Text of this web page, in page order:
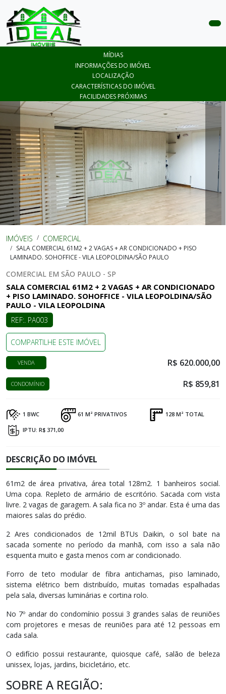
COMPRAR
LANÇAMENTOS
ANUNCIE
SEU
IMÓVEL
CONTATO
ÁREA
DO
CLIENTE
MÍDIAS
INFORMAÇÕES DO IMÓVEL
LOCALIZAÇÃO
CARACTERÍSTICAS DO IMÓVEL
FACILIDADES PRÓXIMAS
IMÓVEIS COMERCIAL
SALA COMERCIAL 61M2 + 2 VAGAS + AR CONDICIONADO + PISO
LAMINADO. SOHOFFICE - VILA LEOPOLDINA/SÃO PAULO
COMERCIAL EM SÃO PAULO - SP
SALA COMERCIAL 61M2 + 2 VAGAS + AR CONDICIONADO
+ PISO LAMINADO. SOHOFFICE - VILA LEOPOLDINA/SÃO
PAULO - VILA LEOPOLDINA
REF:. PA003
COMPARTILHE ESTE IMÓVEL
VENDA R$ 620.000,00
CONDOMÍNIO R$ 859,81
1 BWC 61 M² PRIVATIVOS 128 M² TOTAL
IPTU: R$ 371,00
DESCRIÇÃO DO IMÓVEL
61m2 de área privativa, área total 128m2. 1 banheiros social.
Uma copa. Repleto de armário de escritório. Sacada com vista
livre. 2 vagas de garagem. A sala fica no 3º andar. Esta é uma das
maiores salas do prédio.
2 Ares condicionados de 12mil BTUs Daikin, o sol bate na
sacada somente no período da manhã, com isso a sala não
esquenta muito e gasta menos com ar condicionado.
Forro de teto modular de fibra antichamas, piso laminado,
sistema elétrico bem distribuído, muitas tomadas espalhadas
pela sala, diversas luminárias e cortina rolo.
No 7º andar do condomínio possui 3 grandes salas de reuniões
com projetores e mesas de reuniões para até 12 pessoas em
cada sala.
O edifício possui restaurante, quiosque café, salão de beleza
unissex, lojas, jardins, bicicletário, etc.
SOBRE A REGIÃO: